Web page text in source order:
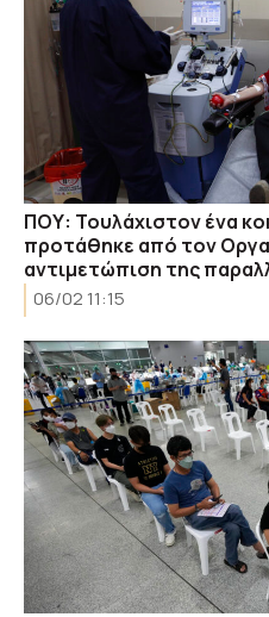
ΠΟΥ: Τουλάχιστον ένα
προτάθηκε από τον
αντιμετώπιση της
06/02 11:15